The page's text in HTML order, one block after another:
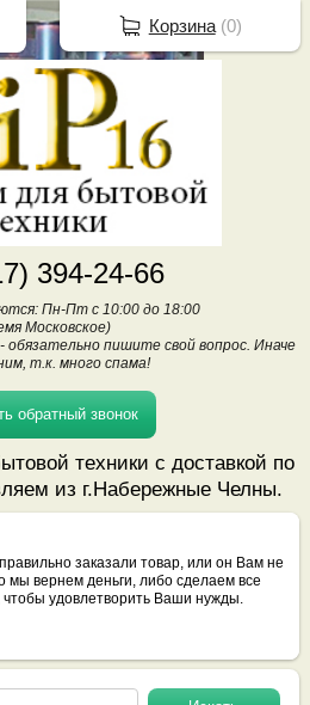
394-24-66
Пн-Пт с 10:00 до 18:00
Московское)
обязательно пишите свой вопрос. Иначе
т.к. много спама!
обратный звонок
техники с доставкой по
из г.Набережные Челны.
заказали товар, или он Вам не
мы вернем деньги, либо сделаем все
удовлетворить Ваши нужды.
Корзина(0)